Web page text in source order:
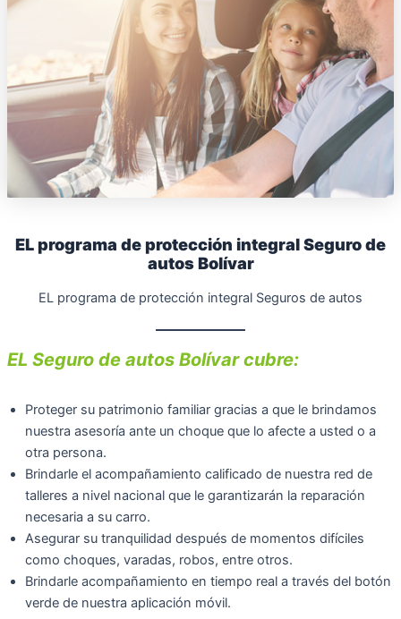
EL programa de protección integral Seguro de
autos Bolívar
EL programa de protección integral Seguros de autos
EL Seguro de autos Bolívar cubre:
Proteger su patrimonio familiar gracias a que le brindamos
nuestra asesoría ante un choque que lo afecte a usted o a
otra persona.
Brindarle el acompañamiento calificado de nuestra red de
talleres a nivel nacional que le garantizarán la reparación
necesaria a su carro.
Asegurar su tranquilidad después de momentos difíciles
como choques, varadas, robos, entre otros.
Brindarle acompañamiento en tiempo real a través del botón
verde de nuestra aplicación móvil.